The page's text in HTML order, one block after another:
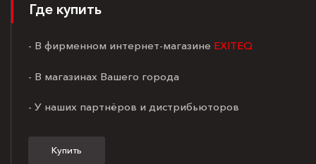
Где купить
- В фирменном интернет-магазине EXITEQ
- В магазинах Вашего города
- У наших партнёров и дистрибьюторов
Купить